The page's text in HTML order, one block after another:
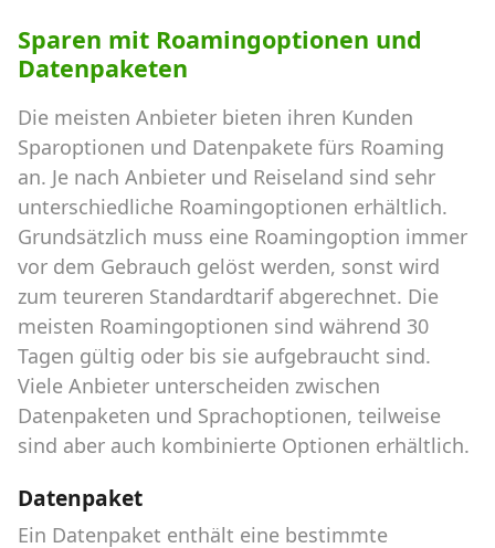
Sparen mit Roamingoptionen und
Datenpaketen
Die meisten Anbieter bieten ihren Kunden
Sparoptionen und Datenpakete fürs Roaming
an. Je nach Anbieter und Reiseland sind sehr
unterschiedliche Roamingoptionen erhältlich.
Grundsätzlich muss eine Roamingoption immer
vor dem Gebrauch gelöst werden, sonst wird
zum teureren Standardtarif abgerechnet. Die
meisten Roamingoptionen sind während 30
Tagen gültig oder bis sie aufgebraucht sind.
Viele Anbieter unterscheiden zwischen
Datenpaketen und Sprachoptionen, teilweise
sind aber auch kombinierte Optionen erhältlich.
Datenpaket
Ein Datenpaket enthält eine bestimmte